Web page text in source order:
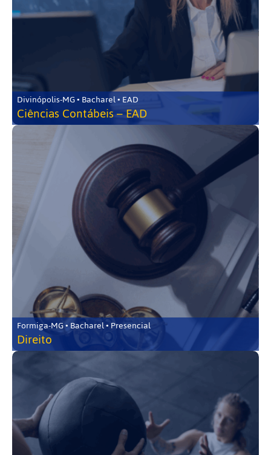
Divinópolis-MG • Bacharel • EAD
Ciências Contábeis – EAD
Formiga-MG • Bacharel • Presencial
Direito